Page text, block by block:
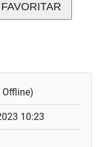
FAVORITAR
Offline)
10:23